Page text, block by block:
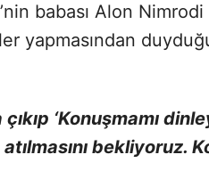
babası Alon
yapmasından
‘Konuşmamı
bekliyoruz.